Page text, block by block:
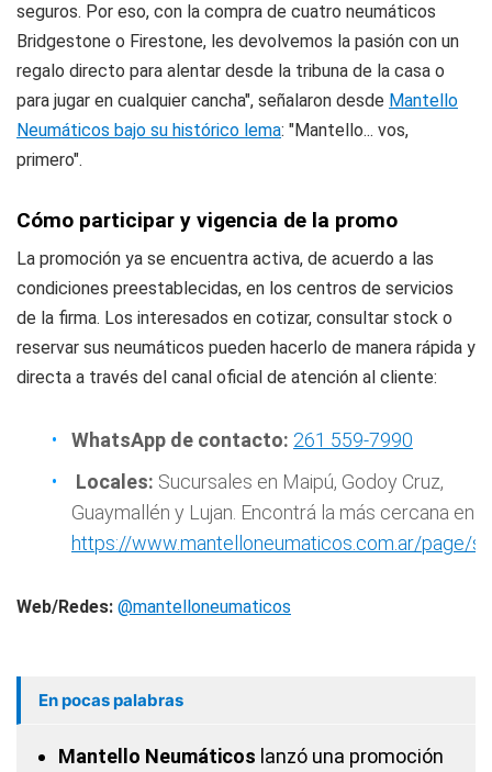
seguros. Por eso, con la compra de cuatro neumáticos
Bridgestone o Firestone, les devolvemos la pasión con un
regalo directo para alentar desde la tribuna de la casa o
para jugar en cualquier cancha", señalaron desde Mantello
Neumáticos bajo su histórico lema: "Mantello... vos,
primero".
Cómo participar y vigencia de la promo
La promoción ya se encuentra activa, de acuerdo a las
condiciones preestablecidas, en los centros de servicios
de la firma. Los interesados en cotizar, consultar stock o
reservar sus neumáticos pueden hacerlo de manera rápida y
directa a través del canal oficial de atención al cliente:
WhatsApp de contacto: 261 559-7990
Locales: Sucursales en Maipú, Godoy Cruz,
Guaymallén y Lujan. Encontrá la más cercana en
https://www.mantelloneumaticos.com.ar/page/
Web/Redes: @mantelloneumaticos
En pocas palabras
Mantello Neumáticos lanzó una promoción